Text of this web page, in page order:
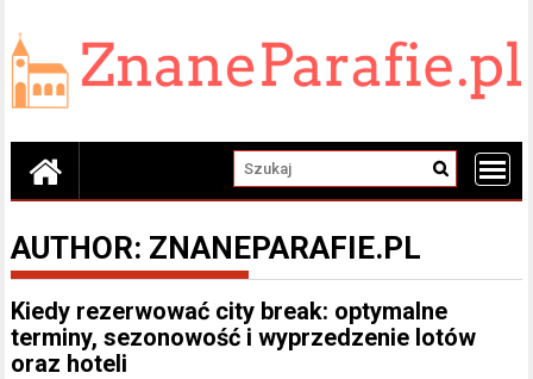
content
AUTHOR: ZNANEPARAFIE.PL
Kiedy rezerwować city break: optymalne
terminy, sezonowość i wyprzedzenie lotów
oraz hoteli